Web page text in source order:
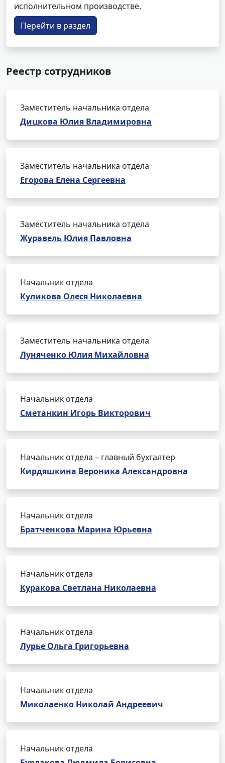
исполнительном производстве.
Перейти в раздел
Реестр сотрудников
Заместитель начальника отдела
Дицкова Юлия Владимировна
Заместитель начальника отдела
Егорова Елена Сергеевна
Заместитель начальника отдела
Журавель Юлия Павловна
Начальник отдела
Куликова Олеся Николаевна
Заместитель начальника отдела
Луняченко Юлия Михайловна
Начальник отдела
Сметанкин Игорь Викторович
Начальник отдела – главный бухгалтер
Кирдяшкина Вероника Александровна
Начальник отдела
Братченкова Марина Юрьевна
Начальник отдела
Куракова Светлана Николаевна
Начальник отдела
Лурье Ольга Григорьевна
Начальник отдела
Миколаенко Николай Андреевич
Начальник отдела